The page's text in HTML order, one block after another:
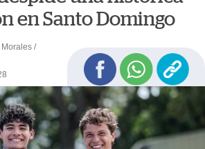
en Santo Domingo
/